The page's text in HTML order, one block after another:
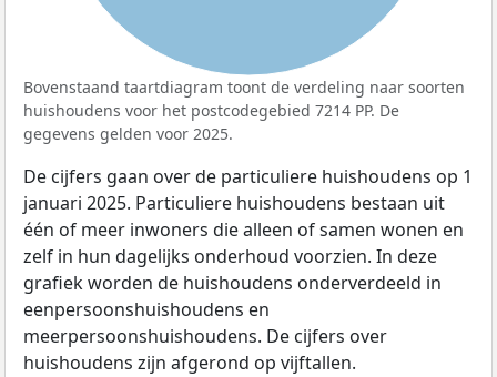
Bovenstaand taartdiagram toont de verdeling naar soorten
huishoudens voor het postcodegebied 7214 PP. De
gegevens gelden voor 2025.
De cijfers gaan over de particuliere huishoudens op 1
januari 2025. Particuliere huishoudens bestaan uit
één of meer inwoners die alleen of samen wonen en
zelf in hun dagelijks onderhoud voorzien. In deze
grafiek worden de huishoudens onderverdeeld in
eenpersoonshuishoudens en
meerpersoonshuishoudens. De cijfers over
huishoudens zijn afgerond op vijftallen.